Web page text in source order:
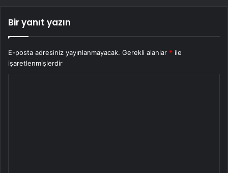
Bir yanıt yazın
E-posta adresiniz yayınlanmayacak. Gerekli alanlar * ile
işaretlenmişlerdir